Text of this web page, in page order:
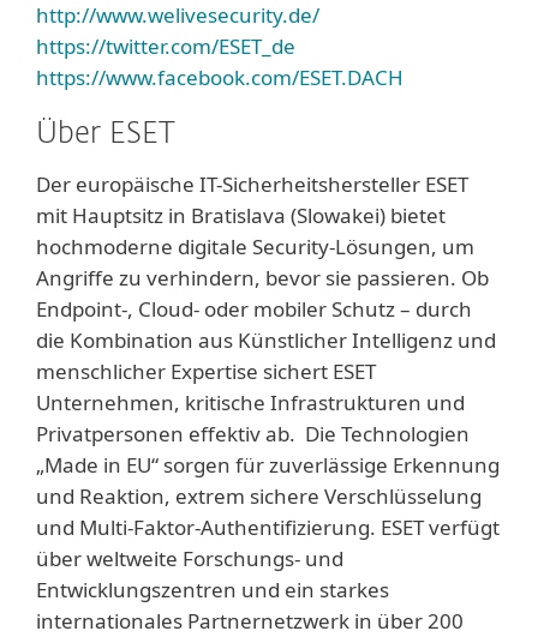
http://www.welivesecurity.de/
https://twitter.com/ESET_de
https://www.facebook.com/ESET.DACH
Über ESET
Der europäische IT-Sicherheitshersteller ESET
mit Hauptsitz in Bratislava (Slowakei) bietet
hochmoderne digitale Security-Lösungen, um
Angriffe zu verhindern, bevor sie passieren. Ob
Endpoint-, Cloud- oder mobiler Schutz – durch
die Kombination aus Künstlicher Intelligenz und
menschlicher Expertise sichert ESET
Unternehmen, kritische Infrastrukturen und
Privatpersonen effektiv ab. Die Technologien
„Made in EU“ sorgen für zuverlässige Erkennung
und Reaktion, extrem sichere Verschlüsselung
und Multi-Faktor-Authentifizierung. ESET verfügt
über weltweite Forschungs- und
Entwicklungszentren und ein starkes
internationales Partnernetzwerk in über 200